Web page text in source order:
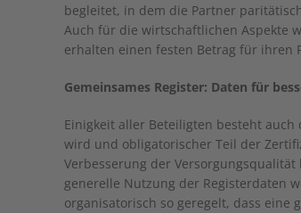
begleitet, in dem die Partner
Auch für die wirtschaftlichen Aspekte
erhalten einen festen Betrag für ihren
Gemeinsames Register: Daten für
Einigkeit aller Beteiligten besteht auch
wird und obligatorischer Teil der
Verbesserung der
generelle Nutzung der Registerdaten
organisatorisch so geregelt, dass eine